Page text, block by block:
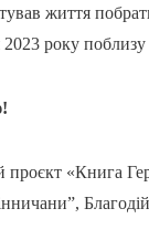
життя
року
«Книга